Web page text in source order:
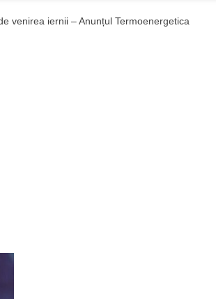
venirea iernii – Anunțul Termoenergetica